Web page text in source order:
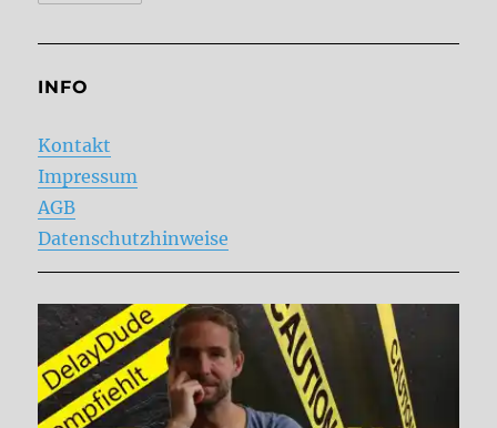
INFO
Kontakt
Impressum
AGB
Datenschutzhinweise